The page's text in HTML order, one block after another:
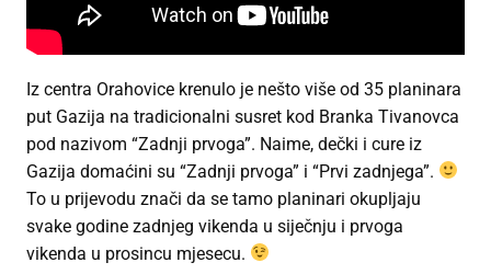
Iz centra Orahovice krenulo je nešto više od 35 planinara
put Gazija na tradicionalni susret kod Branka Tivanovca
pod nazivom “Zadnji prvoga”. Naime, dečki i cure iz
Gazija domaćini su “Zadnji prvoga” i “Prvi zadnjega”.
To u prijevodu znači da se tamo planinari okupljaju
svake godine zadnjeg vikenda u siječnju i prvoga
vikenda u prosincu mjesecu.